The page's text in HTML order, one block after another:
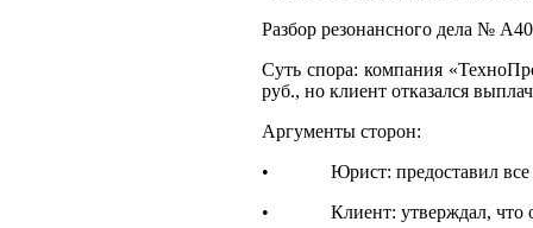
Разбор резонансного дела №
Суть спора: компания
руб., но клиент отказался
Аргументы сторон:
• Юрист: предоставил все
• Клиент: утверждал, что